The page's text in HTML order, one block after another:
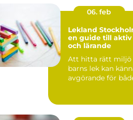
06. feb
Lekland
en guide till aktiv
och lärande
Att hitta rätt miljö
barns lek kan
avgörande för